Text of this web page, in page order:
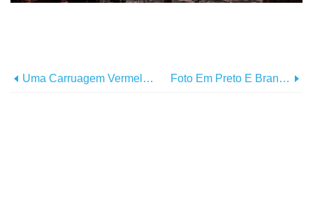
Uma Carruagem Vermelha E Branca Com Um Cavalo Preso A Ela Foto Foto Em Preto E Branco De Uma Foto De Rua Estreita